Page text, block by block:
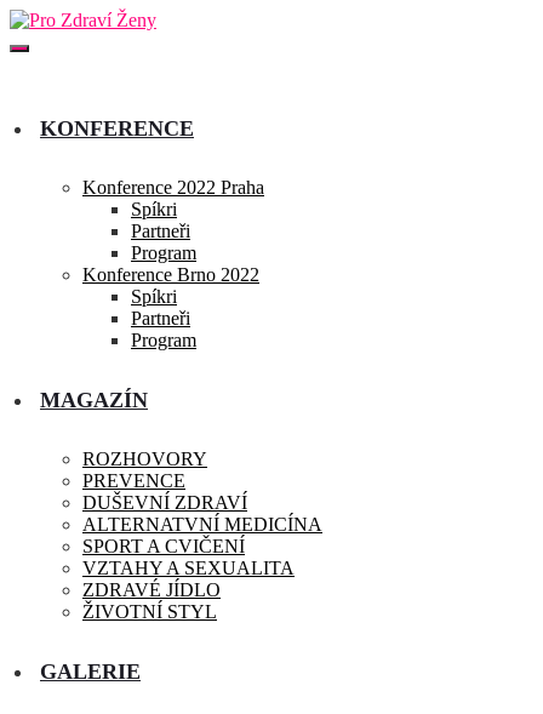
KONFERENCE
Konference 2022 Praha
Spíkri
Partneři
Program
Konference Brno 2022
Spíkri
Partneři
Program
MAGAZÍN
ROZHOVORY
PREVENCE
DUŠEVNÍ ZDRAVÍ
ALTERNATVNÍ MEDICÍNA
SPORT A CVIČENÍ
VZTAHY A SEXUALITA
ZDRAVÉ JÍDLO
ŽIVOTNÍ STYL
GALERIE